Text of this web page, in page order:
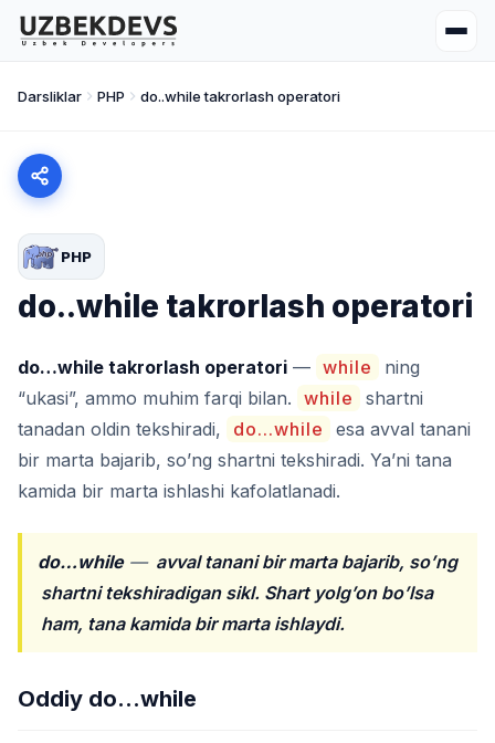
Darsliklar PHP do..while takrorlash operatori
PHP
do..while takrorlash operatori
do…while takrorlash operatori — while
ning
“ukasi”, ammo muhim farqi bilan. while
shartni
tanadan oldin tekshiradi,
do...while
esa avval tanani
bir marta bajarib, so’ng shartni tekshiradi. Ya’ni tana
kamida bir marta ishlashi kafolatlanadi.
do…while— avval tanani bir marta bajarib, so’ng
shartni tekshiradigan sikl. Shart yolg’on bo’lsa
ham, tana kamida bir marta ishlaydi.
Oddiy do…while